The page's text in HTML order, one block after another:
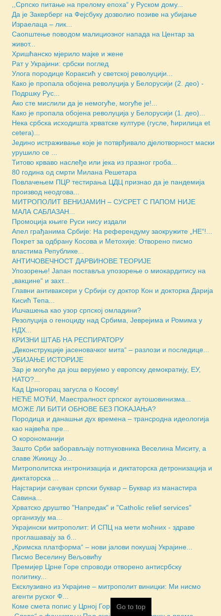
,,Српско питање на прелому епоха“ у Руском дому...
Да је Закерберг на Фејсбуку дозволио позиве на убијање
Израелаца – лик...
Саопштење поводом малициозног напада на Центар за
живот...
Хришћанско мјерило мајке и жене
Рат у Украјини: србски поглед
Улога породице Кораксић у светској револуцији...
Како је пропала обојена револуција у Белорусији (2. део) -
Подршку Рус...
Ако сте мислили да је немогуће, могуће је!...
Како је пропала обојена револуција у Белорусији (1. део)...
Нека србска исходишта хрватске културе (гусле, ћирилица et
cetera)...
Једино истраживање које је потврђивало дјелотворност маски
урушило се ...
Титово крваво наслеђе или јека из празног гроба...
80 година од смрти Милана Решетара
Повлачењем ПЦР тестирања ЦДЦ признао да је пандемија
производ неодгова...
МИТРОПОЛИТ ВЕНИЈАМИН – СУСРЕТ С ПАПОМ НИЈЕ
МАЛА САБЛАЗАН...
Промоција књиге Руси нису издали
Апел грађанима Србије: На референдуму заокружите „НЕ“!...
Покрет за одбрану Косова и Метохије: Отворено писмо
властима Републике...
АНТИЧОВЕЧНОСТ ДАРВИНОВЕ ТЕОРИЈЕ
Упозорење! Јапан поставља упозорење о миокардитису на
„вакцине“ и захт...
Главни антиваксери у Србији су доктор Кон и докторка Дарија
Кисић Тепа...
Ишчашења као узор српској омладини?
Резолуција о геноциду над Србима, Јеврејима и Ромима у
НДХ...
КРИЗНИ ШТАБ НА РЕСПИРАТОРУ
„Деконструкције јасеновачког мита“ – разлози и последице...
УБИЈАЊЕ ИСТОРИЈЕ
Зар је могуће да још верујемо у европску демократију, ЕУ,
НАТО?...
Кад Црногорац загусла о Косову!
НЕЋЕ МОЋИ, Маестралност српског аутошовинизма...
МОЖЕ ЛИ БИТИ ОБНОВЕ БЕЗ ПОКАЈАЊА?
Породица и данашњи дух времена – трансродна идеологија
као највећа пре...
О корономанији
Зашто Срби заборављају потпуковника Веселина Миситу, а
славе Жикицу Јо...
Митрополитска интронизација и диктаторска детронизација и
диктаторска ...
Најстарији сачуван српски буквар – Буквар из манастира
Савина...
Хрватско друштво "Напредак" и "Catholic relief services"
организују ма...
Украјински митрополит: И СПЦ на мети моћних - здраве
проглашавају за б...
„Кримска платформа“ – нови јалови покушај Украјине...
Писмо Веселину Вељовићу
Премијер Црне Горе спроводи отворено антисрбску
политику...
Ексклузивно из Украјине – митрополит виницки: Ми нисмо
агенти руског Ф...
Коме смета попис у Црној Гори
Go to top